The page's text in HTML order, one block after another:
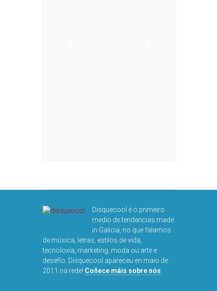
Disquecool é o primeiro
medio de tendencias made
in Galicia, no que falamos
de música, letras, estilos de vida,
tecnoloxía, marketing, moda ou arte e
deseño. Disquecool apareceu en maio de
2011 na rede! Coñece máis sobre nós.